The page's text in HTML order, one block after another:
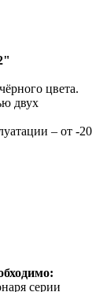
цвета.
двух
– от -20
серии